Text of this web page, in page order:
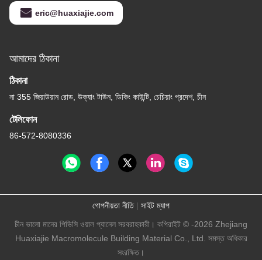
eric@huaxiajie.com
আমাদের ঠিকানা
ঠিকানা
না 355 জিয়াউয়ান রোড, উক্যাং টাউন, ডিকিং কাউন্টি, চেচিয়াং প্রদেশ, চীন
টেলিফোন
86-572-8080336
গোপনীয়তা নীতি| সাইট ম্যাপ
চীন ভালো মানের পিভিসি ওয়াল প্যানেল সরবরাহকারী। কপিরাইট © -2026 Zhejiang
Huaxiajie Macromolecule Building Material Co., Ltd. সমস্ত অধিকার
সংরক্ষিত।